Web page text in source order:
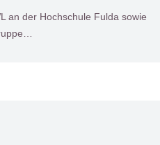
an der Hochschule Fulda sowie